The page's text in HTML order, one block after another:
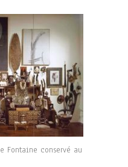
Fontaine conservé au